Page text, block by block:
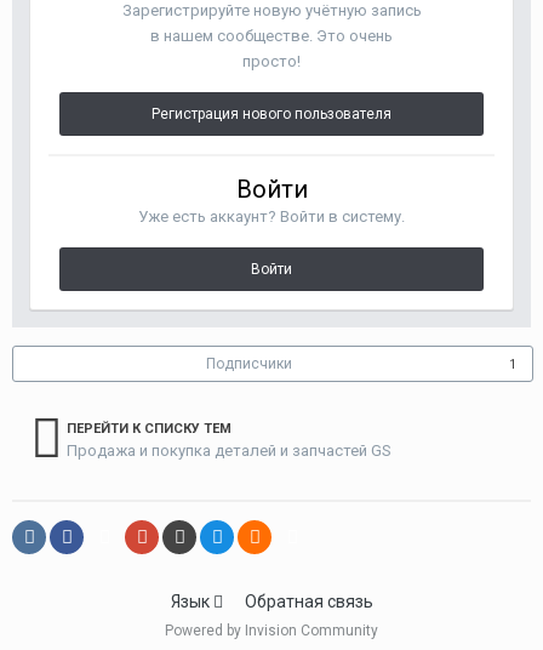
Зарегистрируйте новую учётную запись
в нашем сообществе. Это очень
просто!
Регистрация нового пользователя
Войти
Уже есть аккаунт? Войти в систему.
Войти
Подписчики 1
ПЕРЕЙТИ К СПИСКУ ТЕМ
Продажа и покупка деталей и запчастей GS
Язык Обратная связь
Powered by Invision Community